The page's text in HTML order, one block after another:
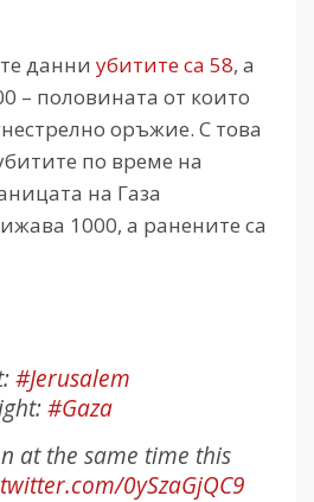
данни убитите са 58, а
– половината от които
оръжие. С това
по време на
на Газа
1000, а ранените са
#Jerusalem
#Gaza
at the same time this
0ySzaGjQC9